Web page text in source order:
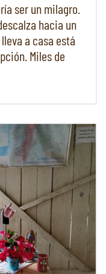
ser un milagro.
hacia un
a casa está
Miles de